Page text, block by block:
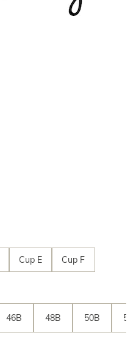
Cup E Cup F
46B 48B 50B